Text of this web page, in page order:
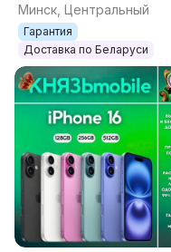
ДОСТАВКА
Минск, Центральный
Гарантия
Доставка по Беларуси